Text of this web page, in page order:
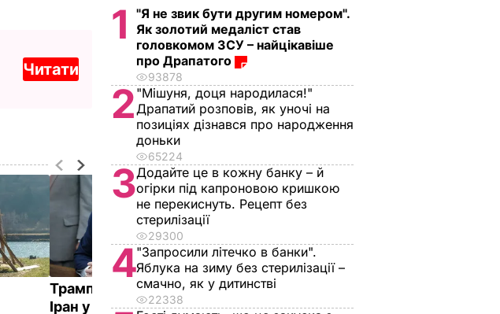
Читати
Трамп звинуватив
Іран у порушенні
Трамп заявив про
відновлення
1
"Я не звик бути другим номером".
Як золотий медаліст став
головкомом ЗСУ – найцікавіше
про Драпатого
93878
2 "Мішуня, доця народилася!"
Драпатий розповів, як уночі на
позиціях дізнався про народження
доньки
65224
3Додайте це в кожну банку – й
огірки під капроновою кришкою
не перекиснуть. Рецепт без
стерилізації
29300
4"Запросили літечко в банки".
Яблука на зиму без стерилізації –
смачно, як у дитинстві
22338